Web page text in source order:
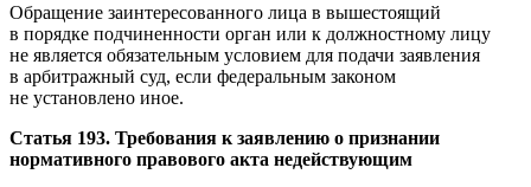
Обращение заинтересованного лица в вышестоящий
в порядке подчиненности орган или к должностному лицу
не является обязательным условием для подачи заявления
в арбитражный суд, если федеральным законом
не установлено иное.
Статья 193. Требования к заявлению о признании
нормативного правового акта недействующим